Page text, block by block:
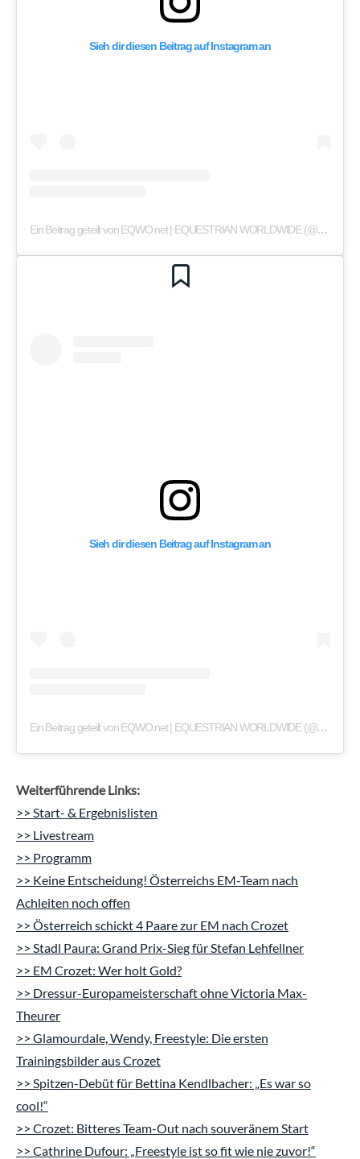
Sieh dir diesen Beitrag auf Instagram an
Ein Beitrag geteilt von EQWO.net | EQUESTRIAN WORLDWIDE (@eqwo.net_equestrianworldwide)
Sieh dir diesen Beitrag auf Instagram an
Ein Beitrag geteilt von EQWO.net | EQUESTRIAN WORLDWIDE (@eqwo.net_equestrianworldwide)
Weiterführende Links:
>> Start- & Ergebnislisten
>> Livestream
>> Programm
>> Keine Entscheidung! Österreichs EM-Team nach
Achleiten noch offen
>> Österreich schickt 4 Paare zur EM nach Crozet
>> Stadl Paura: Grand Prix-Sieg für Stefan Lehfellner
>> EM Crozet: Wer holt Gold?
>> Dressur-Europameisterschaft ohne Victoria Max-
Theurer
>> Glamourdale, Wendy, Freestyle: Die ersten
Trainingsbilder aus Crozet
>> Spitzen-Debüt für Bettina Kendlbacher: „Es war so
cool!“
>> Crozet: Bitteres Team-Out nach souveränem Start
>> Cathrine Dufour: „Freestyle ist so fit wie nie zuvor!“